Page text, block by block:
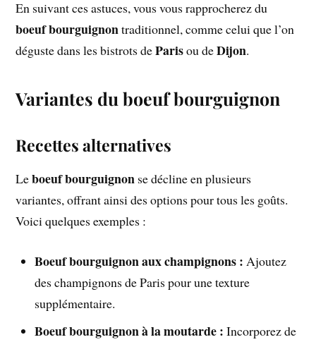
En suivant ces astuces, vous vous rapprocherez du
boeuf bourguignontraditionnel, comme celui que l’on
déguste dans les bistrots deParisou deDijon.
Variantes du boeuf bourguignon
Recettes alternatives
Leboeuf bourguignon se décline en plusieurs
variantes, offrant ainsi des options pour tous les goûts.
Voici quelques exemples :
Boeuf bourguignon aux champignons : Ajoutez
des champignons de Paris pour une texture
supplémentaire.
Boeuf bourguignon à la moutarde : Incorporez de